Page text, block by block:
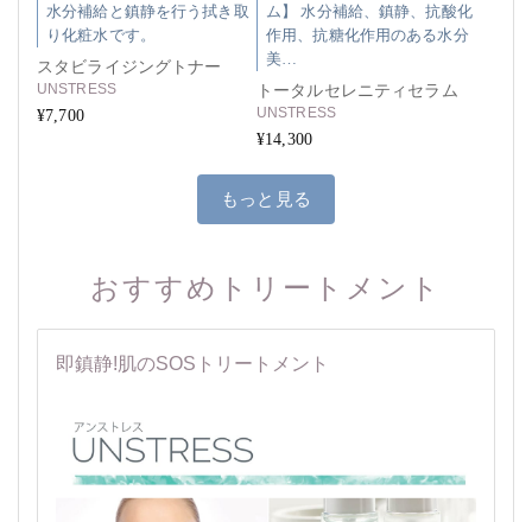
水分補給と鎮静を行う拭き取
り化粧水です。
スタビライジングトナー
UNSTRESS
¥7,700
ム】 水分補給、鎮静、抗酸化
作用、抗糖化作用のある水分
美…
トータルセレニティセラム
UNSTRESS
¥14,300
もっと見る
おすすめトリートメント
即鎮静!肌のSOSトリートメント